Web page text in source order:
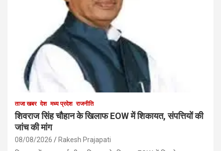
ताजा खबर देश मध्य प्रदेश राजनीति
शिवराज सिंह चौहान के खिलाफ EOW में शिकायत, संपत्तियों की
जांच की मांग
08/08/2026 Rakesh Prajapati